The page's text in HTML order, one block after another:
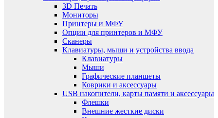
3D Печать
Мониторы
Принтеры и МФУ
Опции для принтеров и МФУ
Сканеры
Клавиатуры, мыши и устройства ввода
Клавиатуры
Мыши
Графические планшеты
Коврики и аксессуары
USB накопители, карты памяти и аксессуары
Флешки
Внешние жесткие диски